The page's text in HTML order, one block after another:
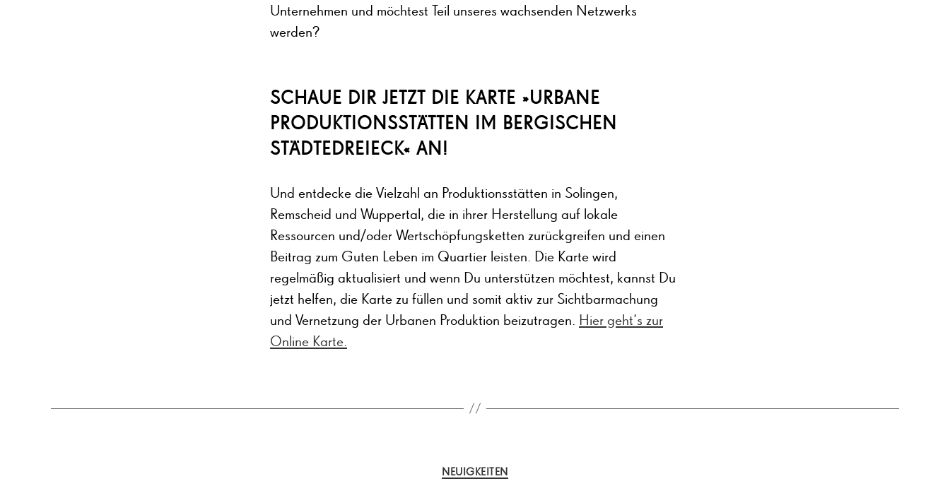
Unternehmen und möchtest Teil unseres wachsenden Netzwerks
werden?
SCHAUE DIR JETZT DIE KARTE »URBANE
PRODUKTIONSSTÄTTEN IM BERGISCHEN
STÄDTEDREIECK« AN!
Und entdecke die Vielzahl an Produktionsstätten in Solingen,
Remscheid und Wuppertal, die in ihrer Herstellung auf lokale
Ressourcen und/oder Wertschöpfungsketten zurückgreifen und einen
Beitrag zum Guten Leben im Quartier leisten. Die Karte wird
regelmäßig aktualisiert und wenn Du unterstützen möchtest, kannst Du
jetzt helfen, die Karte zu füllen und somit aktiv zur Sichtbarmachung
und Vernetzung der Urbanen Produktion beizutragen. Hier geht’s zur
Online Karte.
Kategorien
NEUIGKEITEN